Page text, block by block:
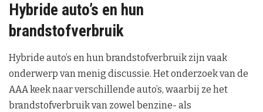
Hybride auto’s en hun
brandstofverbruik
Hybride auto’s en hun brandstofverbruik zijn vaak
onderwerp van menig discussie. Het onderzoek van de
AAA keek naar verschillende auto’s, waarbij ze het
brandstofverbruik van zowel benzine- als